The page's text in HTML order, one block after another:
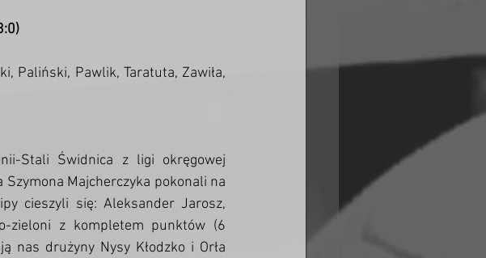
Paliński, Pawlik, Taratuta, Zawiła,
Stali Świdnica z ligi okręgowej
Majcherczyka pokonali na
cieszyli się: Aleksander Jarosz,
zieloni z kompletem punktów (6
nas drużyny Nysy Kłodzko i Orła